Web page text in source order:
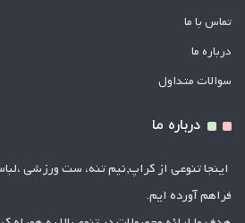
تماس با ما
درباره ما
سوالات متداول
درباره ما
اینجا تنوعی از کراپ,نیم تنه، ست ورزشی
فراهم آورده ایم.